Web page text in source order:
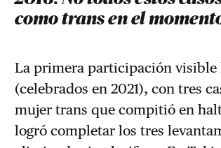
como trans en el
La primera participación visible
(celebrados en 2021), con tres
mujer trans que compitió en
logró completar los tres